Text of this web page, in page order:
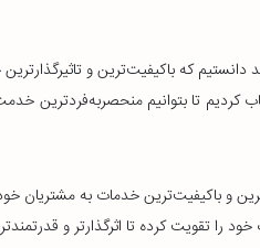
که باکیفیت‌ترین و
تا بتوانیم منحصربه‌فردترین
و باکیفیت‌ترین خدمات به مشتریان
خود را تقویت کرده تا اثرگذارتر و